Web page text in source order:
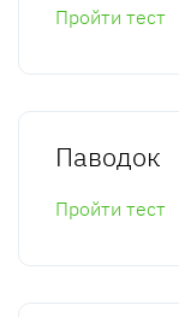
Пройти тест
Паводок
Пройти тест